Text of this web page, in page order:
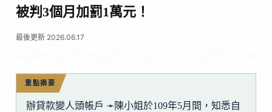
被判3個月加罰1萬元！
最後更新 2026.06.17
重點摘要
辦貸款變人頭帳戶 ➛陳小姐於109年5月間，知悉自